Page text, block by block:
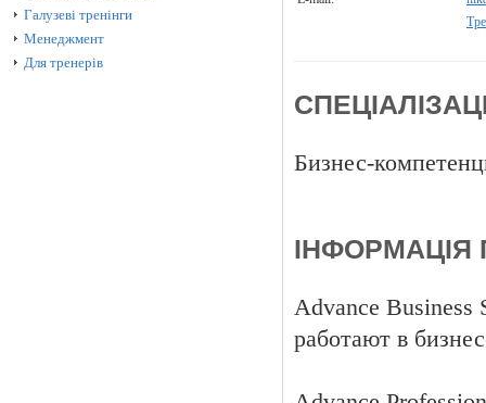
Галузеві тренінги
Менеджмент
Для тренерів
Бизнес-
Advance Business
работают в